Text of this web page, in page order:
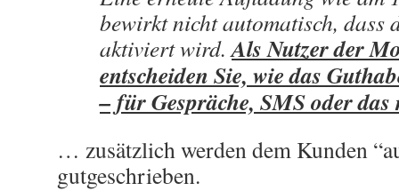
bewirkt nicht automatisch, dass
aktiviert wird.Als Nutzer der
entscheiden Sie, wie das
– für Gespräche, SMS oder
… zusätzlich werden dem Kunden
gutgeschrieben.